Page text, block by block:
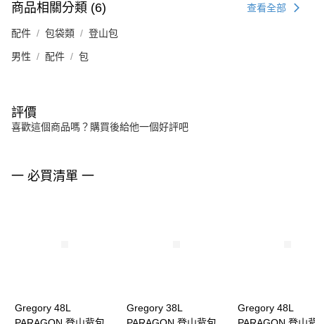
商品相關分類 (6) 查看全部
配件 包袋類 登山包
男性 配件 包
評價
喜歡這個商品嗎？購買後給他一個好評吧
一 必買清單 一
Gregory 48L
Gregory 38L
Gregory 48L